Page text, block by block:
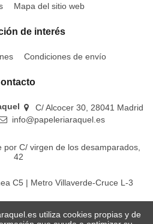
Mapa del sitio web
de interés
Condiciones de envío
C/ Alcocer 30, 28041 Madrid
info@papeleriaraquel.es
C/ virgen de los desamparados,
42
C5 | Metro Villaverde-Cruce L-3
utiliza cookies propias y de